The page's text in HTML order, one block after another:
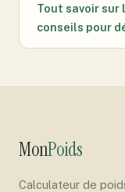
Tout savoir sur
conseils pour
MonPoids
Calculateur de